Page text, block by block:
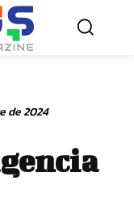
de 2024